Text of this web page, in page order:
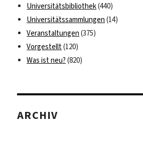
Universitätsbibliothek(440)
Universitätssammlungen (14)
Veranstaltungen (375)
Vorgestellt(120)
Was ist neu? (820)
ARCHIV